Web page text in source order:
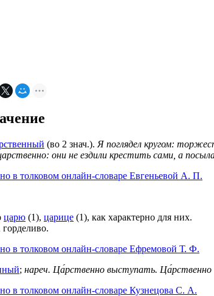
(во 2 знач.). Я поглядел кругом:
они не ездили крестить сами, а
в толковом онлайн-словаре Евгеньевой А. П.
царю (1), царице (1), как характерно для них.
в толковом онлайн-словаре Ефремовой Т. Ф.
; нареч. Ца́рственно выступать. Ца́рственно
в толковом онлайн-словаре Кузнецова С. А.